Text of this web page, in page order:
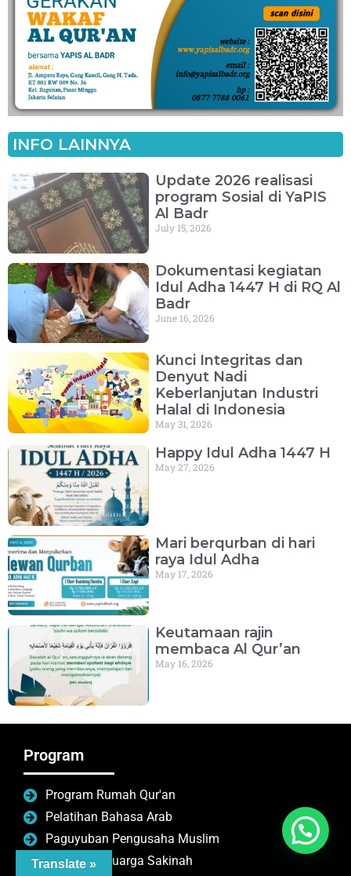
INFO LAINNYA
Update 2026 realisasi
program Sosial di YaPIS
Al Badr
July 15, 2026
Dokumentasi kegiatan
Idul Adha 1447 H di RQ Al
Badr
June 16, 2026
Kunci Integritas dan
Denyut Nadi
Keberlanjutan Industri
Halal di Indonesia
May 31, 2026
Happy Idul Adha 1447 H
May 27, 2026
Mari berqurban di hari
raya Idul Adha
May 17, 2026
Keutamaan rajin
membaca Al Qur’an
May 16, 2026
Program
Program Rumah Qur'an
Pelatihan Bahasa Arab
Paguyuban Pengusaha Muslim
Program keluarga Sakinah
Translate »